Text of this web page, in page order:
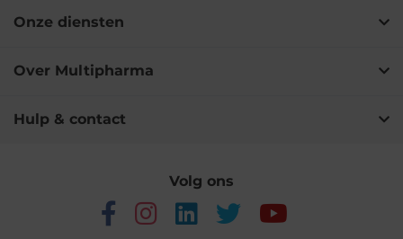
Onze diensten
Over Multipharma
Hulp & contact
Volg ons